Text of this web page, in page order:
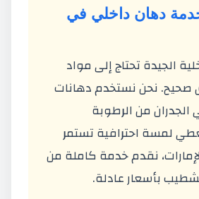
دهان داخلي في
الجيدة تحتاج إلى مواد
صحيح. نحن نستخدم دهانات
من الرطوبة
لمسة احترافية تستمر
نقدم خدمة كاملة من
بأسعار عادلة.